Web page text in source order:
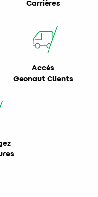
Carrières
Accès
Geonaut Clients